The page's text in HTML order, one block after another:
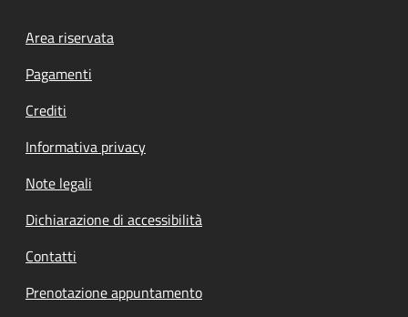
Footer menu
Area riservata
Pagamenti
Crediti
Informativa privacy
Note legali
Dichiarazione di accessibilità
Contatti
Prenotazione appuntamento